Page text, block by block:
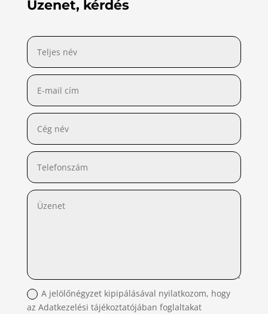
Üzenet, kérdés
A jelölőnégyzet kipipálásával nyilatkozom, hogy
az Adatkezelési tájékoztatójában foglaltakat